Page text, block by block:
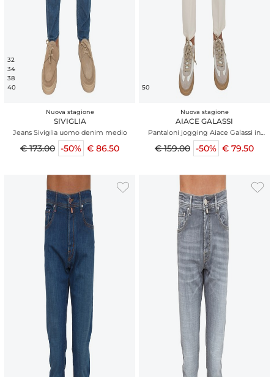
32
34
38
40
Nuova stagione
SIVIGLIA
Jeans Siviglia uomo denim medio
€ 173.00 -50% € 86.50
50
Nuova stagione
AIACE GALASSI
Pantaloni jogging Aiace Galassi in
pregiata viscosa panna
€ 159.00 -50% € 79.50